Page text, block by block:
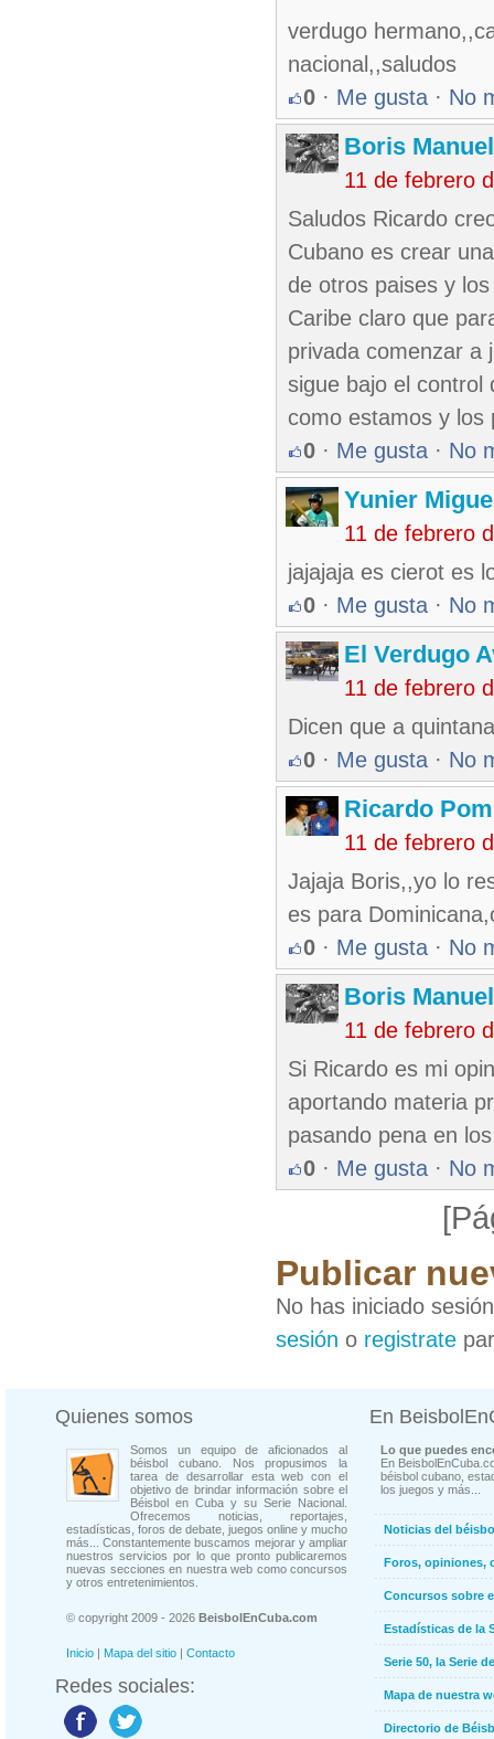
verdugo
nacional,,saludos
0 · Me gusta · No
Boris
11 de febrero
Saludos Ricardo
Cubano es crear
de otros paises y
Caribe claro que
privada comenzar a
sigue bajo el control
como estamos y los
0 · Me gusta · No
Yunier
11 de febrero
jajajaja es cierot es
0 · Me gusta · No
El Verdugo
11 de febrero
Dicen que a
0 · Me gusta · No
Ricardo
11 de febrero
Jajaja Boris,,yo lo
es para
0 · Me gusta · No
Boris
11 de febrero
Si Ricardo es mi
aportando materia
pasando pena en
0 · Me gusta · No
Publicar
No has iniciado
sesión o registrate
Quienes somos
Somos un equipo de aficionados al
béisbol cubano. Nos propusimos la
tarea de desarrollar esta web con el
objetivo de brindar información sobre el
Béisbol en Cuba y su Serie Nacional.
Ofrecemos noticias, reportajes,
estadísticas, foros de debate, juegos online y mucho
más... Constantemente buscamos mejorar y ampliar
nuestros servicios por lo que pronto publicaremos
nuevas secciones en nuestra web como concursos
y otros entretenimientos.
© copyright 2009 - 2026 BeisbolEnCuba.com
Inicio | Mapa del sitio | Contacto
Redes sociales:
En
Lo que puedes
En
béisbol cubano,
los juegos y más...
Noticias del
Foros, opiniones,
Concursos sobre
Estadísticas de la
Serie 50, la Serie
Mapa de nuestra
Directorio de